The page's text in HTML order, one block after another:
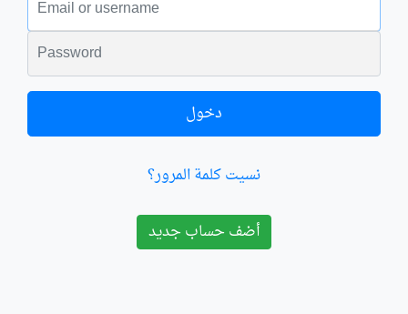
الكلمة السرية
دخول
نسيت كلمة المرور؟
أضف حساب جديد